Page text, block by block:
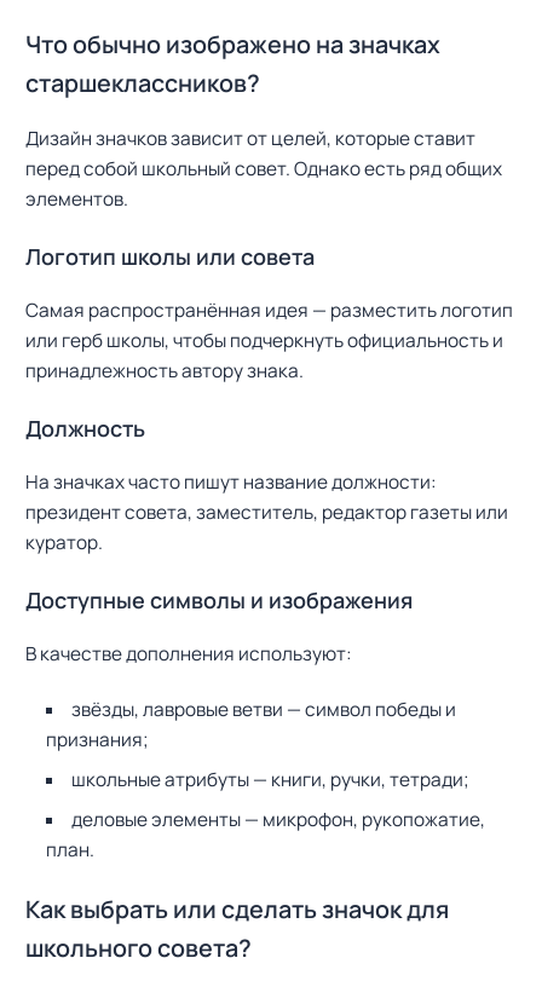
Что обычно изображено на значках
старшеклассников?
Дизайн значков зависит от целей, которые ставит
перед собой школьный совет. Однако есть ряд общих
элементов.
Логотип школы или совета
Самая распространённая идея — разместить логотип
или герб школы, чтобы подчеркнуть официальность и
принадлежность автору знака.
Должность
На значках часто пишут название должности:
президент совета, заместитель, редактор газеты или
куратор.
Доступные символы и изображения
В качестве дополнения используют:
звёзды, лавровые ветви — символ победы и
признания;
школьные атрибуты — книги, ручки, тетради;
деловые элементы — микрофон, рукопожатие,
план.
Как выбрать или сделать значок для
школьного совета?